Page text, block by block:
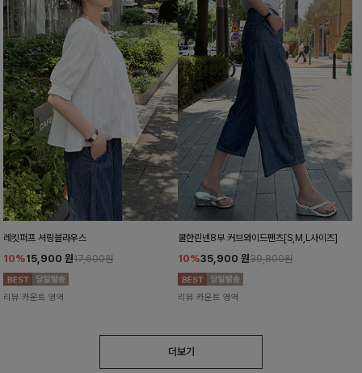
레킷퍼프 셔링블라우스
10%15,900 원17,600원
리뷰 카운트 영역
쿨한린넨8부 커브와이드팬츠[S,M,L사이즈]
10%35,900 원39,800원
리뷰 카운트 영역
더보기